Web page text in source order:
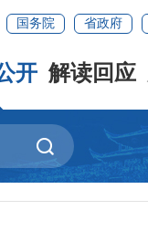
国务院 省政府
开 解读回应